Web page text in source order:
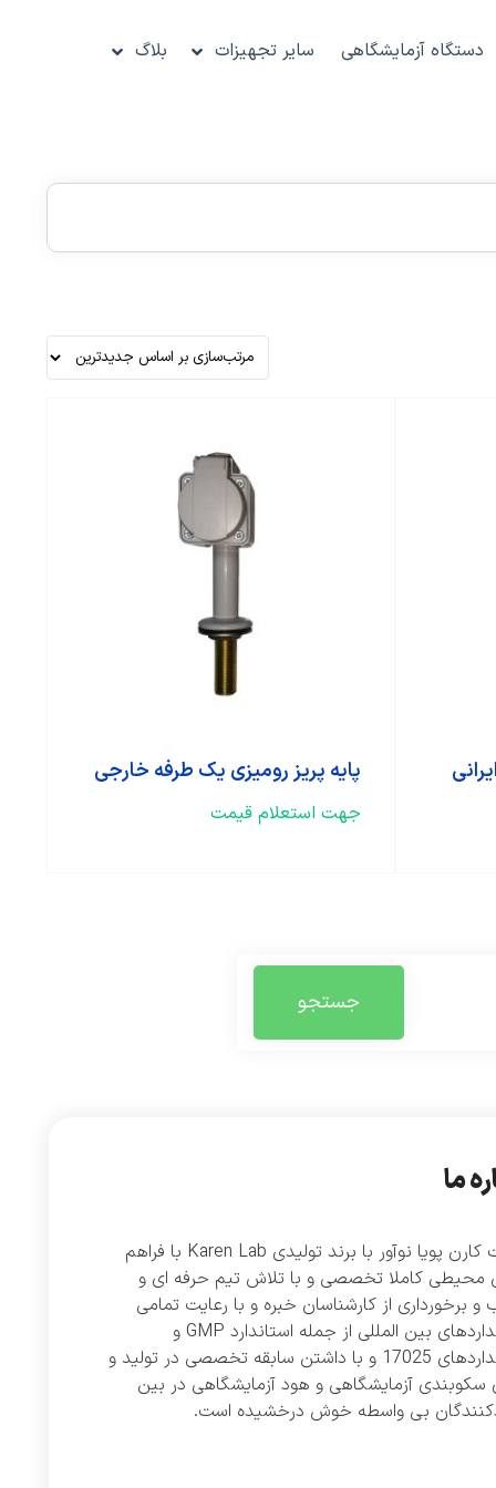
دستگاه آزمایشگاهی سایر تجهیزات بلاگ
پایه پریز رومیزی یک طرفه خارجی
جهت استعلام قیمت
جستجو
ما
شرکت کارن پویا نوآور با برند تولیدی Karen Lab با فراهم
محیطی کاملا تخصصی و با تلاش تیم حرفه ای و
برخورداری از کارشناسان خبره و با رعایت تمامی
استانداردهای بین المللی از جمله استاندارد GMP و
استانداردهای 17025 و با داشتن سابقه تخصصی در تولید و
سکوبندی آزمایشگاهی و هود آزمایشگاهی در بین
بی واسطه خوش درخشیده است.